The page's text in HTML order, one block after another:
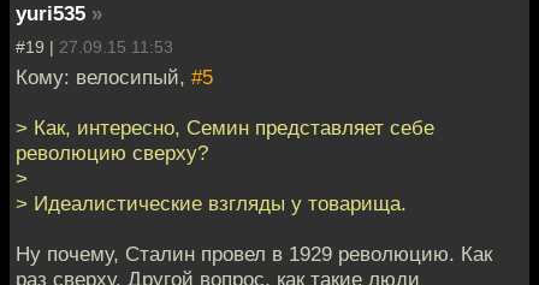
yuri535 »
#19 | 27.09.15 11:53
Кому: велосипый, #5
> Как, интересно, Семин представляет себе
революцию сверху?
>
> Идеалистические взгляды у товарища.
Ну почему, Сталин провел в 1929 революцию. Как
раз сверху. Другой вопрос, как такие люди